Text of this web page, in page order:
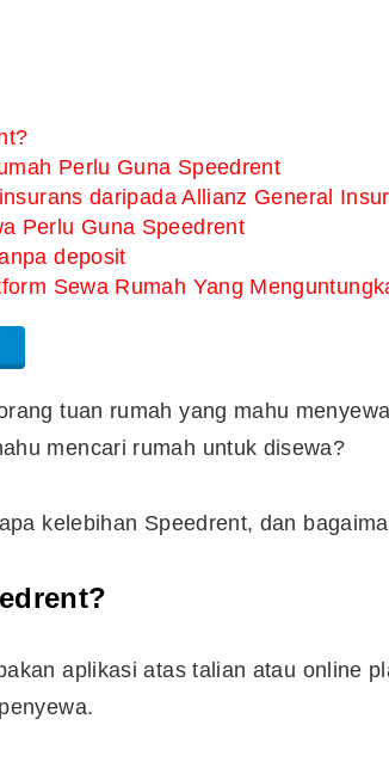
Perlu Guna Speedrent
daripada Allianz General
Perlu Guna Speedrent
deposit
Sewa Rumah Yang
tuan rumah yang mahu
mencari rumah untuk disewa?
kelebihan Speedrent, dan
aplikasi atas talian atau online